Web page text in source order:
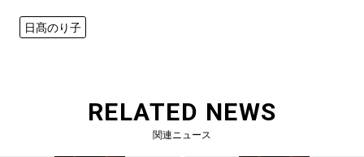
日髙のり子
RELATED NEWS
関連ニュース